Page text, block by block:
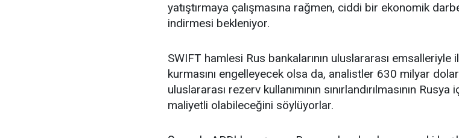
yatıştırmaya çalışmasına rağmen, ciddi bir ekonomik
indirmesi bekleniyor.
SWIFT hamlesi Rus bankalarının uluslararası emsalleriyle
kurmasını engelleyecek olsa da, analistler 630 milyar
uluslararası rezerv kullanımının sınırlandırılmasının Rusya
maliyetli olabileceğini söylüyorlar.